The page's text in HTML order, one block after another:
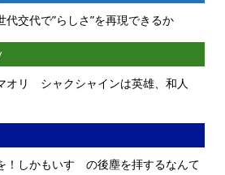
交代で”らしさ”を再現できるか
オリ シャクシャインは英雄、和人
！しかもいすゞの後塵を拝するなんて